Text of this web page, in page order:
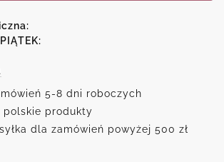
5-8 dni roboczych
polskie produkty
dla zamówień powyżej 500 zł